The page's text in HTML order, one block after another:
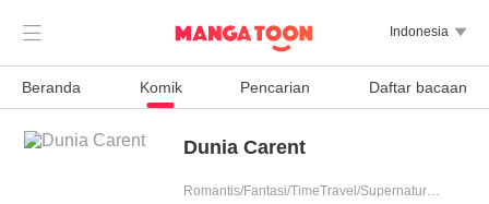
 Indonesia 
Beranda Komik Pencarian Daftar bacaan
Dunia Carent
Romantis/Fantasi/TimeTravel/Supernatural/System/Fantasi Urban/Sejarah/Romansa Istana/Licik/Wanita perkasa/Dewa/Drama